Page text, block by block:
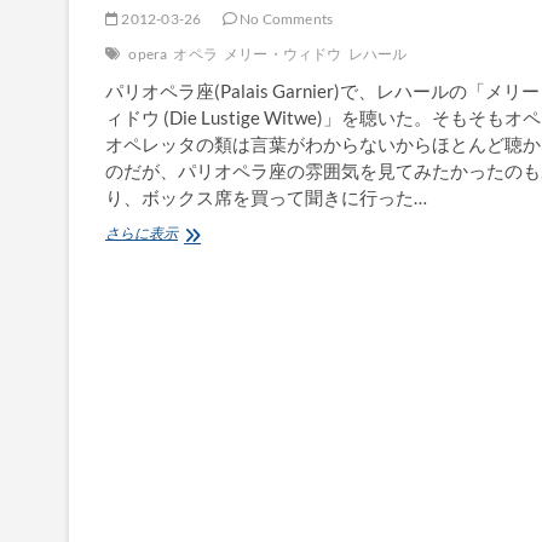
2012-03-26
No Comments
opera オペラ メリー・ウィドウ レハール
パリオペラ座(Palais Garnier)で、レハールの「メリー
ィドウ (Die Lustige Witwe)」を聴いた。そもそもオペ
オペレッタの類は言葉がわからないからほとんど聴
のだが、パリオペラ座の雰囲気を見てみたかったの
り、ボックス席を買って聞きに行った…
さらに表示パ